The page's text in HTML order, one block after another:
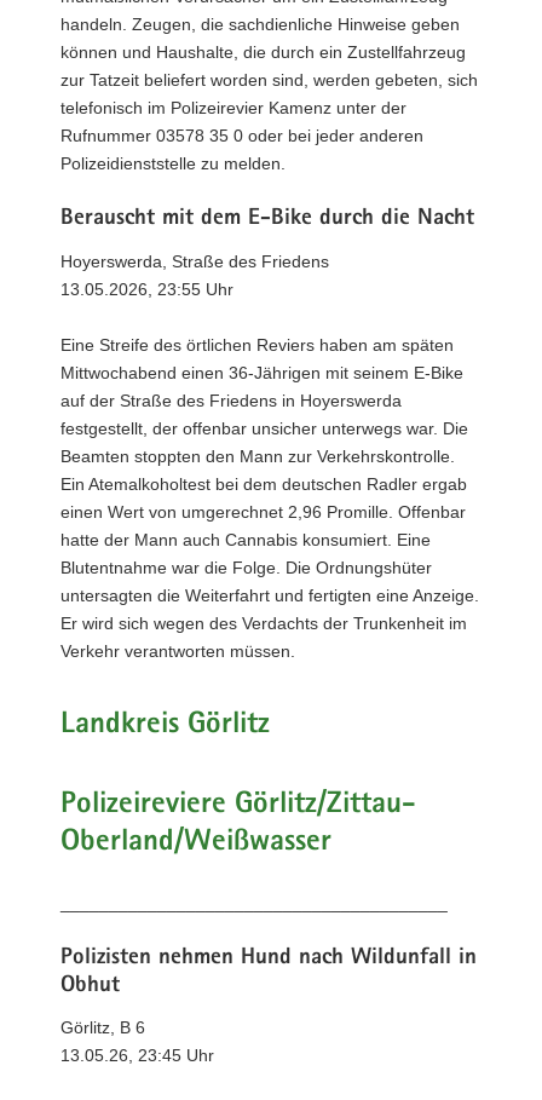
handeln. Zeugen, die sachdienliche Hinweise geben
können und Haushalte, die durch ein Zustellfahrzeug
zur Tatzeit beliefert worden sind, werden gebeten, sich
telefonisch im Polizeirevier Kamenz unter der
Rufnummer 03578 35 0 oder bei jeder anderen
Polizeidienststelle zu melden.
Berauscht mit dem E-Bike durch die Nacht
Hoyerswerda, Straße des Friedens
13.05.2026, 23:55 Uhr
Eine Streife des örtlichen Reviers haben am späten
Mittwochabend einen 36-Jährigen mit seinem E-Bike
auf der Straße des Friedens in Hoyerswerda
festgestellt, der offenbar unsicher unterwegs war. Die
Beamten stoppten den Mann zur Verkehrskontrolle.
Ein Atemalkoholtest bei dem deutschen Radler ergab
einen Wert von umgerechnet 2,96 Promille. Offenbar
hatte der Mann auch Cannabis konsumiert. Eine
Blutentnahme war die Folge. Die Ordnungshüter
untersagten die Weiterfahrt und fertigten eine Anzeige.
Er wird sich wegen des Verdachts der Trunkenheit im
Verkehr verantworten müssen.
Landkreis Görlitz
Polizeireviere Görlitz/Zittau-
Oberland/Weißwasser
Polizisten nehmen Hund nach Wildunfall in
Obhut
Görlitz, B 6
13.05.26, 23:45 Uhr